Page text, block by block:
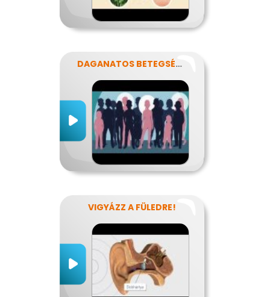
DAGANATOS BETEGSÉGEK
VIGYÁZZ A FÜLEDRE!